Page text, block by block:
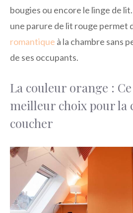
bougies ou encore le linge de
une parure de lit rouge permet
romantique à la chambre sans
de ses occupants.
La couleur orange : Ce
meilleur choix pour la
coucher